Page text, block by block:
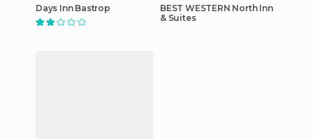
Days Inn Bastrop
BEST WESTERN North Inn
& Suites